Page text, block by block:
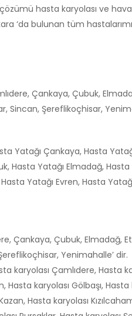
hasta karyolası ve
‘da bulunan tüm
Çankaya, Çubuk,
Sincan, Şereflikoçhisar,
Yatağı Çankaya, Hasta
Hasta Yatağı Elmadağ,
Yatağı Evren, Hasta
Çankaya, Çubuk, Elmadağ,
Yenimahalle’ dir.
karyolası Çamlıdere,
karyolası Gölbaşı,
Hasta karyolası